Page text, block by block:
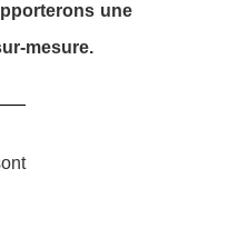
une
mesure.